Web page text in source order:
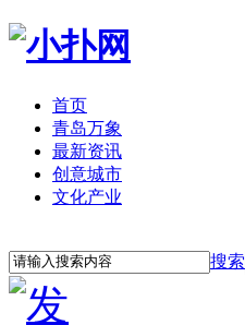
首页
青岛万象
最新资讯
创意城市
文化产业
搜索